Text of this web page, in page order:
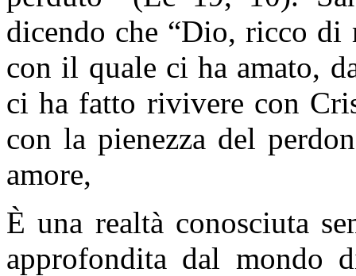
dicendo che “Dio, ricco di
con il quale ci ha amato,
ci ha fatto rivivere con
con la pienezza del
amore,
È una realtà conosciuta
approfondita dal mondo